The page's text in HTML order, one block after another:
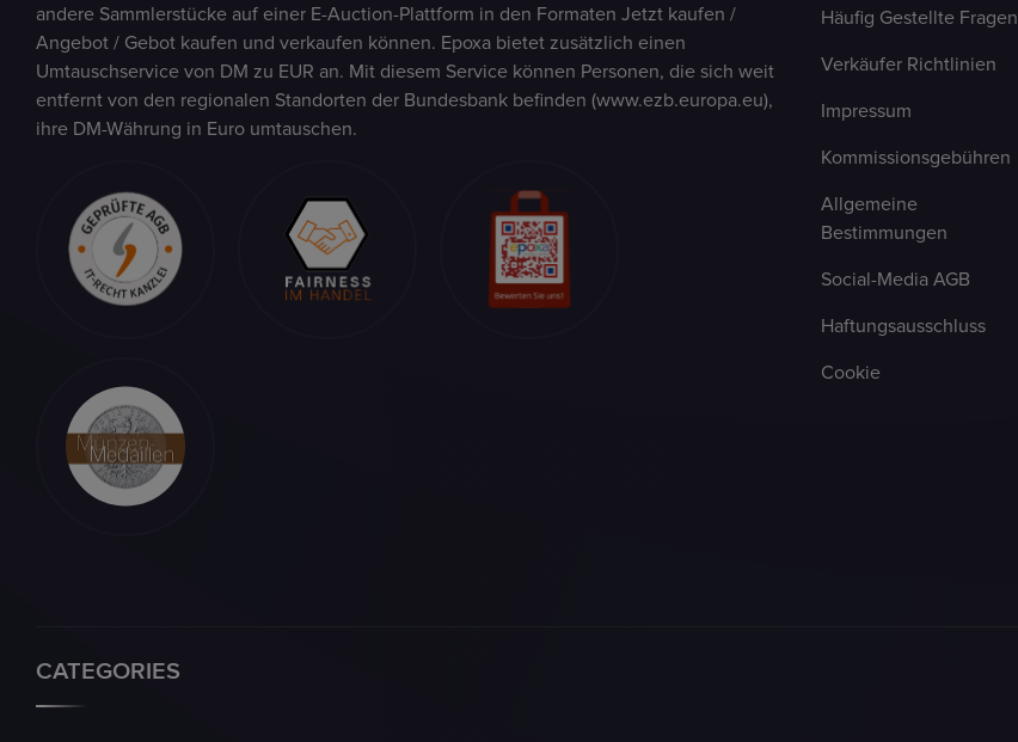
andere Sammlerstücke auf einer E-Auction-Plattform in den Formaten Jetzt kaufen /
Angebot / Gebot kaufen und verkaufen können. Epoxa bietet zusätzlich einen
Umtauschservice von DM zu EUR an. Mit diesem Service können Personen, die sich weit
entfernt von den regionalen Standorten der Bundesbank befinden (www.ezb.europa.eu),
ihre DM-Währung in Euro umtauschen.
Häufig Gestellte Fragen
Verkäufer Richtlinien
Impressum
Kommissionsgebühren
Allgemeine
Bestimmungen
Social-Media AGB
Haftungsausschluss
Cookie
CATEGORIES